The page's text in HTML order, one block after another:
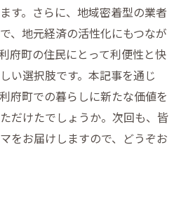
す。さらに、地域密着型の業者
、地元経済の活性化にもつなが
府町の住民にとって利便性と快
い選択肢です。本記事を通じ
府町での暮らしに新たな価値を
だけたでしょうか。次回も、皆
をお届けしますので、どうぞお